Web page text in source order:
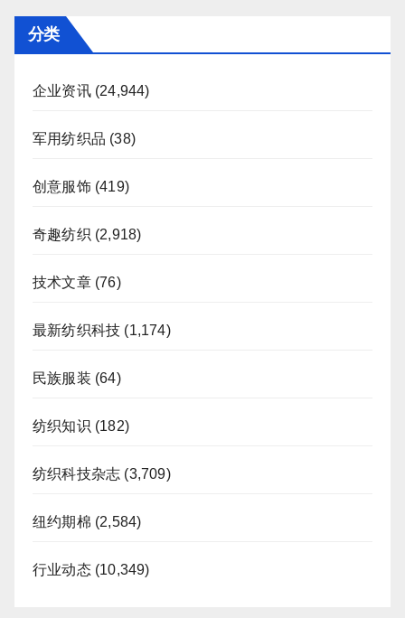
分类
企业资讯(24,944)
军用纺织品 (38)
创意服饰(419)
奇趣纺织 (2,918)
技术文章(76)
最新纺织科技 (1,174)
民族服装 (64)
纺织知识 (182)
纺织科技杂志 (3,709)
纽约期棉 (2,584)
行业动态(10,349)